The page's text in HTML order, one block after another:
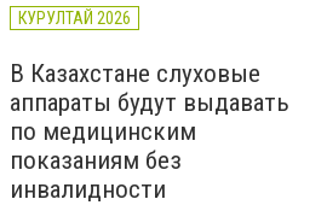
КУРУЛТАЙ 2026
В Казахстане слуховые
аппараты будут выдавать
по медицинским
показаниям без
инвалидности